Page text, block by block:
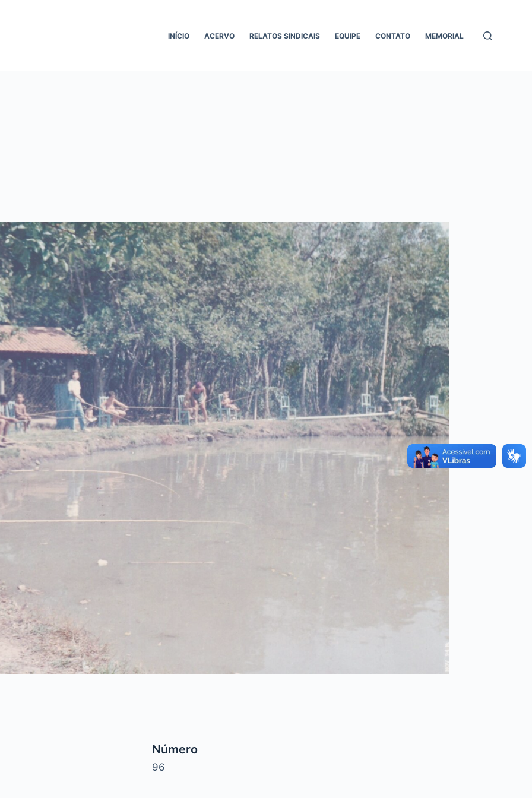
INÍCIO ACERVO RELATOS SINDICAIS EQUIPE CONTATO MEMORIAL
Número
96